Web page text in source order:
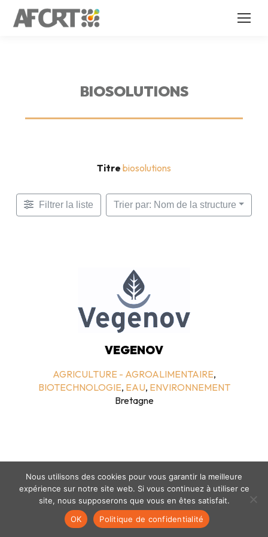
BIOSOLUTIONS
Titre biosolutions
Filtrer la liste Trier par: Nom de la structure
VEGENOV
AGRICULTURE - AGROALIMENTAIRE,
BIOTECHNOLOGIE, EAU, ENVIRONNEMENT
Bretagne
Mentions légales - politique de confidentialité
Nous utilisons des cookies pour vous garantir la meilleure
expérience sur notre site web. Si vous continuez à utiliser ce
site, nous supposerons que vous en êtes satisfait.
OK
Politique de confidentialité